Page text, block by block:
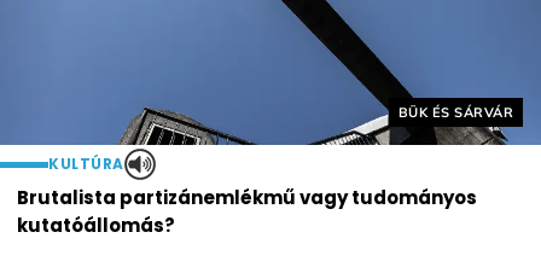
Helyszín címkék:
BÜK ÉS SÁRVÁR
KULTÚRA
Brutalista partizánemlékmű vagy tudományos
kutatóállomás?